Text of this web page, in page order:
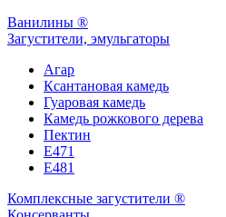
Ванилины ®
Загустители, эмульгаторы
Агар
Ксантановая камедь
Гуаровая камедь
Камедь рожкового дерева
Пектин
Е471
Е481
Комплексные загустители ®